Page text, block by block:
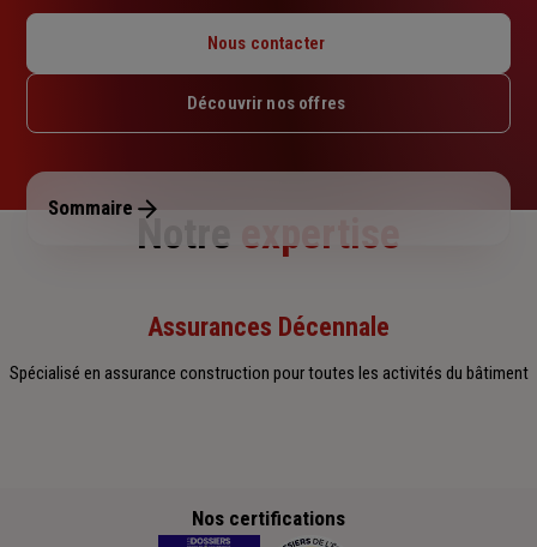
Mardi : 09h – 12h / 13h30 – 18h
Jeudi : 09h – 12h / 13h30 – 18h
Dimanche : Fermé
Nous contacter
Découvrir nos offres
Sommaire
Notre expertise
Assurances Décennale
Spécialisé en assurance construction pour toutes les activités du bâtiment
Nos certifications